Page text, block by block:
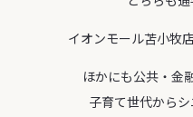
イオンモール苫小牧
ほかにも公共・金
子育て世代から